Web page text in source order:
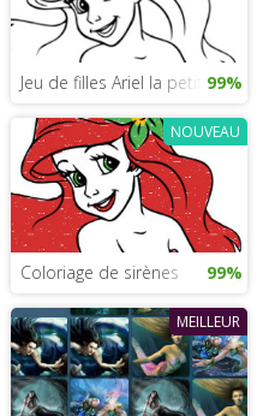
Jeu de filles Ariel la petite Sirène
99%
NOUVEAU
Coloriage de sirènes 99%
MEILLEUR